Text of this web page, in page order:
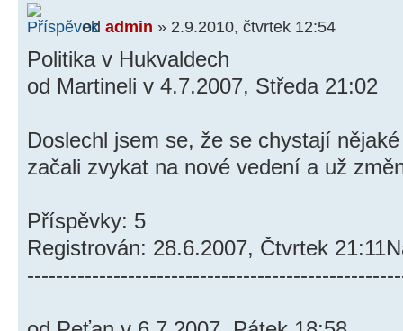
od admin » 2.9.2010, čtvrtek 12:54
Politika v Hukvaldech
od Martineli v 4.7.2007, Středa 21:02
Doslechl jsem se, že se chystají
začali zvykat na nové vedení a už
Příspěvky: 5
Registrován: 28.6.2007, Čtvrtek